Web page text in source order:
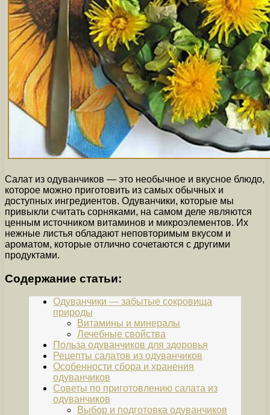
Салат из одуванчиков — это необычное и вкусное блюдо,
которое можно приготовить из самых обычных и
доступных ингредиентов. Одуванчики, которые мы
привыкли считать сорняками, на самом деле являются
ценным источником витаминов и микроэлементов. Их
нежные листья обладают неповторимым вкусом и
ароматом, которые отлично сочетаются с другими
продуктами.
Содержание статьи:
Одуванчики — забытые сокровища
природы
Витамины и минералы
Лечебные свойства
Польза одуванчиков для здоровья
Рецепты салатов из одуванчиков
Особенности сбора и хранения
одуванчиков
Советы по приготовлению салата из
одуванчиков
Выбор и подготовка одуванчиков